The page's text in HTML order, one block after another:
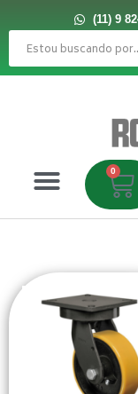
conteúdo
(11) 9
Pesquisar
0